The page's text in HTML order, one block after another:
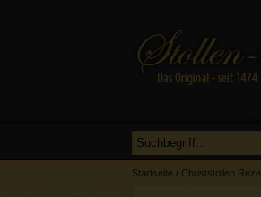
Startseite / Christstollen